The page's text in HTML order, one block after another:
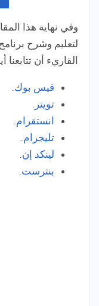
وفي نهاية هذا
لتعليم وشرح
القاريء أن
فيس بوك.
تويتر .
انستقرام.
تليجرام.
لينكد إن.
بنترست.